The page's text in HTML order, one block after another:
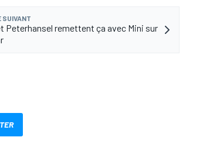
SUIVANT
Peterhansel remettent ça avec Mini sur